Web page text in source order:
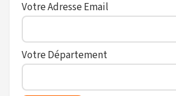
Votre Adresse Email
Votre Département